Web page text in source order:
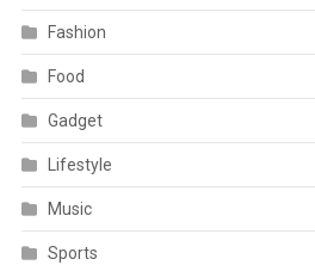
Fashion
Food
Gadget
Lifestyle
Music
Sports